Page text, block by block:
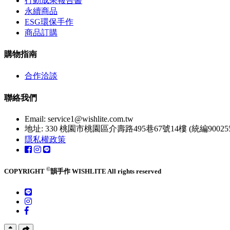
永續商品
ESG環保手作
商品訂購
購物指南
合作洽談
聯絡我們
Email: service1@wishlite.com.tw
地址: 330 桃園市桃園區介壽路495巷67號14樓 (統編
隱私權政策
COPYRIGHT ©韻手作 WISHLITE All rights reserved